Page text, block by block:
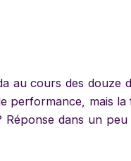
au cours des douze
performance, mais
dans un